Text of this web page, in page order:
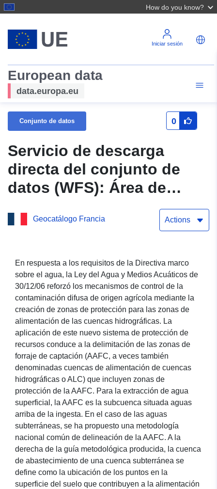
How do you know?
Iniciar sesión
European data
data.europa.eu
Conjunto de datos 0
Servicio de descarga
directa del conjunto de
datos (WFS): Área de
alimentación de captura
(ACA) para la AEP — Tarn
Geocatálogo Francia Actions
En respuesta a los requisitos de la Directiva marco
sobre el agua, la Ley del Agua y Medios Acuáticos de
30/12/06 reforzó los mecanismos de control de la
contaminación difusa de origen agrícola mediante la
creación de zonas de protección para las zonas de
alimentación de las cuencas hidrográficas. La
aplicación de este nuevo sistema de protección de
recursos conduce a la delimitación de las zonas de
forraje de captación (AAFC, a veces también
denominadas cuencas de alimentación de cuencas
hidrográficas o ALC) que incluyen zonas de
protección de la AAFC. Para la extracción de agua
superficial, la AAFC es la subcuenca situada aguas
arriba de la ingesta. En el caso de las aguas
subterráneas, se ha propuesto una metodología
nacional común de delineación de la AAFC. A la
derecha de la guía metodológica producida, la cuenca
de abastecimiento de una cuenca subterránea se
define como la ubicación de los puntos en la
superficie del suelo que contribuyen a la alimentación